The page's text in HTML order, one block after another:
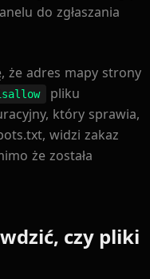
do zgłaszania
że adres mapy strony
pliku
który sprawia,
widzi zakaz
że została
czy pliki